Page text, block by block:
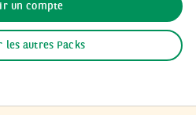
un compte
les autres Packs